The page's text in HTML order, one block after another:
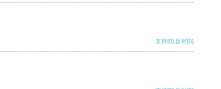
支持[0] 反对[0]